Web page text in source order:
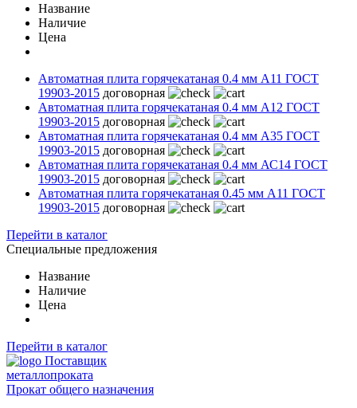
Название
Наличие
Цена
Автоматная плита горячекатаная 0.4 мм А11 ГОСТ
19903-2015 договорная
Автоматная плита горячекатаная 0.4 мм А12 ГОСТ
19903-2015 договорная
Автоматная плита горячекатаная 0.4 мм А35 ГОСТ
19903-2015 договорная
Автоматная плита горячекатаная 0.4 мм АС14 ГОСТ
19903-2015 договорная
Автоматная плита горячекатаная 0.45 мм А11 ГОСТ
19903-2015 договорная
Перейти в каталог
Специальные предложения
Название
Наличие
Цена
Перейти в каталог
Поставщик
металлопроката
Прокат общего назначения